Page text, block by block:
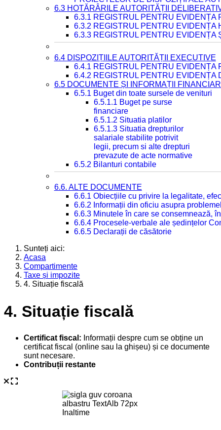
6.3 HOTĂRÂRILE AUTORITĂȚII
6.3.1 REGISTRUL PENTRU EVIDENȚA
6.3.2 REGISTRUL PENTRU EVIDENȚA
6.3.3 REGISTRUL PENTRU EVIDENȚA
6.4 DISPOZIȚIILE AUTORITĂȚII EXECUTIVE
6.4.1 REGISTRUL PENTRU EVIDENȚA
6.4.2 REGISTRUL PENTRU EVIDENȚA
6.5 DOCUMENTE ȘI INFORMAȚII
6.5.1 Buget din toate sursele de venituri
6.5.1.1 Buget pe surse
financiare
6.5.1.2 Situatia platilor
6.5.1.3 Situatia drepturilor
salariale stabilite potrivit
legii, precum si alte drepturi
prevazute de acte normative
6.5.2 Bilanturi contabile
6.6. ALTE DOCUMENTE
6.6.1 Obiecțiile cu privire la legalitate,
6.6.2 Informații din oficiu asupra
6.6.3 Minutele în care se consemnează,
6.6.4 Procesele-verbale ale ședințelor
6.6.5 Declarații de căsătorie
Sunteți aici:
Acasa
Compartimente
Taxe și impozite
4. Situație fiscală
4. Situație fiscală
Certificat fiscal: Informații despre cum se obține un
certificat fiscal (online sau la ghișeu) și ce documente
sunt necesare.
Contribuții restante